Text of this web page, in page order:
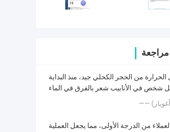
الحرارة من الحجر الكحلي جيد، منذ البداية
من الدرجة الأولى، مما يجعل العملية